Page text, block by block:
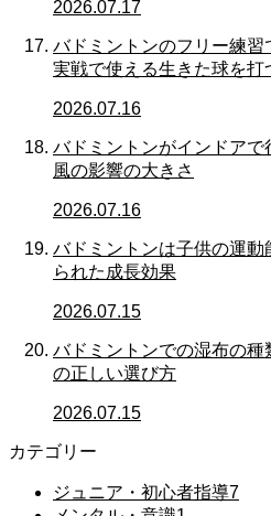
2026.07.17
バドミントンのフリー練習
実戦で使える生きた球を打
2026.07.16
バドミントンがインドアで
風の影響の大きさ
2026.07.16
バドミントンは子供の運
られた成長効果
2026.07.15
バドミントンでの湿布の
の正しい選び方
2026.07.15
カテゴリー
ジュニア・初心者指導7